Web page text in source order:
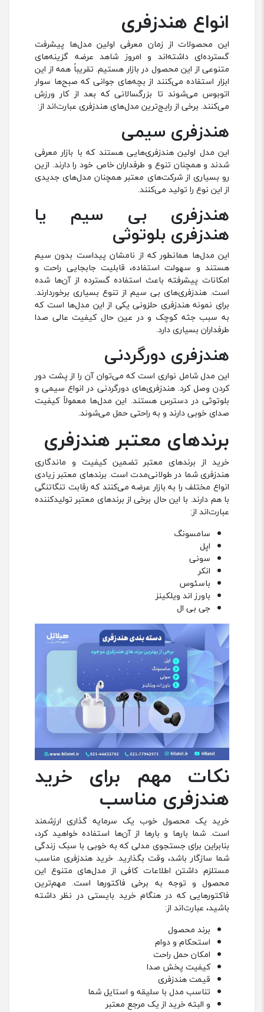
انواع هندزفری
این محصولات از زمان معرفی اولین مدل‌ها پیشرفت
گسترده‌ای داشته‌اند و امروز شاهد عرضه گزینه‌های
متنوعی از این محصول در بازار هستیم. تقریباً همه از این
ابزار استفاده‌ می‌کنند از بچه‌های جوانی که صبح‌ها سوار
اتوبوس می‌شوند تا بزرگسالانی که بعد از کار ورزش
می‌کنند. برخی از رایج‌ترین مدل‌های هندزفری عبارت‌اند از:
هندزفری سیمی
این مدل اولین هندزفری‌هایی هستند که با بازار معرفی
شدند و همچنان تنوع و طرفداران خاص خود را دارند. ازین
رو بسیاری از شرکت‌های معتبر همچنان مدل‌های جدیدی
از این نوع را تولید می‌کنند.
هندزفری بی سیم یا
هندزفری بلوتوثی
این مدل‌ها همانطور که از نامشان پیداست بدون سیم
هستند و سهولت استفاده، قابلیت جابجایی راحت و
امکانات پیشرفته باعث استفاده گسترده از آن‌ها شده
است. هندزفری‌های بی سیم از تنوع بسیاری برخوردارند.
برای نمونه هندزفری حلزونی یکی از این مدل‌ها است که
به سبب جثه کوچک و در عین حال کیفیت عالی صدا
طرفداران بسیاری دارد.
هندزفری دورگردنی
این مدل شامل نواری است که می‌توان آن را از پشت دور
کردن وصل کرد. هندزفری‌های دورگردنی در انواع سیمی و
بلوتوثی در دسترس هستند. این مدل‌ها معمولاً کیفیت
صدای خوبی دارند و به راحتی حمل می‌شوند.
برندهای معتبر هندزفری
خرید از برندهای معتبر تضمین کیفیت و ماندگاری
هندزفری شما در طولانی‌مدت است. برندهای معتبر زیادی
انواع مختلف را به بازار عرضه می‌کنند که رقابت تنگاتنگی
با هم دارند. با این حال برخی از برندهای معتبر تولیدکننده
عبارت‌اند از:
سامسونگ
اپل
سونی
انکر
باسئوس
باورز اند ویلکینز
جی بی ال
نکات مهم برای خرید
هندزفری مناسب
خرید یک محصول خوب یک سرمایه گذاری ارزشمند
است. شما بارها و بارها از آن‌ها استفاده خواهید کرد،
بنابراین برای جستجوی مدلی که به خوبی با سبک زندگی
شما سازگار باشد، وقت بگذارید. خرید هندزفری مناسب
مستلزم داشتن اطلاعات کافی از مدل‌های متنوع این
محصول و توجه به برخی فاکتورها است. مهم‌ترین
فاکتورهایی که در هنگام خرید بایستی در نظر داشته
باشید، عبارت‌اند از:
برند محصول
استحکام و دوام
امکان حمل راحت
کیفیت پخش صدا
قیمت هندزفری
تناسب مدل با سلیقه و استایل شما
و البته خرید از یک مرجع معتبر